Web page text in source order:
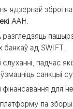
ядзернай зброі
ААН.
банкаў ад SWIFT.
падчас
санкцыі
фінансавання для
па